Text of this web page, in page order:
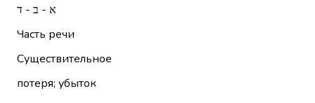
א - ב - ד
Часть речи
Существительное
потеря; убыток